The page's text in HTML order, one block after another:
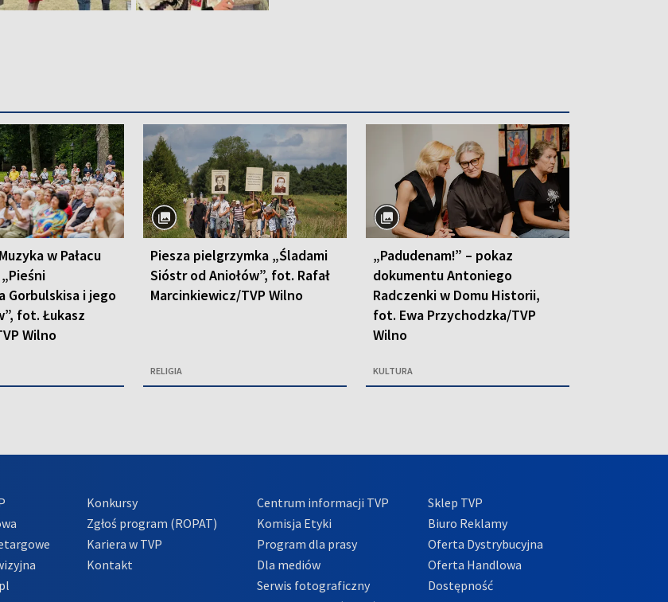
w Pałacu
Gorbulskisa i jego
fot. Łukasz
Wilno
Piesza pielgrzymka „Śladami
Sióstr od Aniołów”, fot. Rafał
Marcinkiewicz/TVP Wilno
RELIGIA
„Padudenam!” – pokaz
dokumentu Antoniego
Radczenki w Domu Historii,
fot. Ewa Przychodzka/TVP
Wilno
KULTURA
Konkursy
Zgłoś program (ROPAT)
Kariera w TVP
Kontakt
Centrum informacji TVP
Komisja Etyki
Program dla prasy
Dla mediów
Serwis fotograficzny
Sklep TVP
Biuro Reklamy
Oferta Dystrybucyjna
Oferta Handlowa
Dostępność